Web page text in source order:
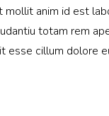
anim id est
totam rem
cillum dolore